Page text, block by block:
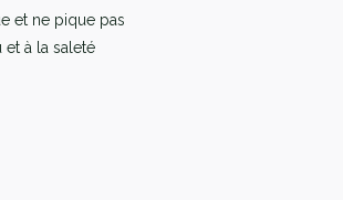
et ne pique pas
et à la saleté